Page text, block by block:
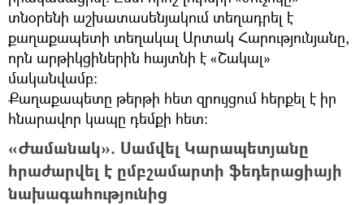
տնօրենի աշխատասենյակում տեղադրել է
քաղաքապետի տեղակալ Արտակ Հարությունյանը,
որն արթիկցիներին հայտնի է «Շակալ»
մականվամբ:
Քաղաքապետը թերթի հետ զրույցում հերքել է իր
հնարավոր կապը դեմքի հետ:
«Ժամանակ». Սամվել Կարապետյանը
հրաժարվել է ըմբշամարտի ֆեդերացիայի
նախագահությունից